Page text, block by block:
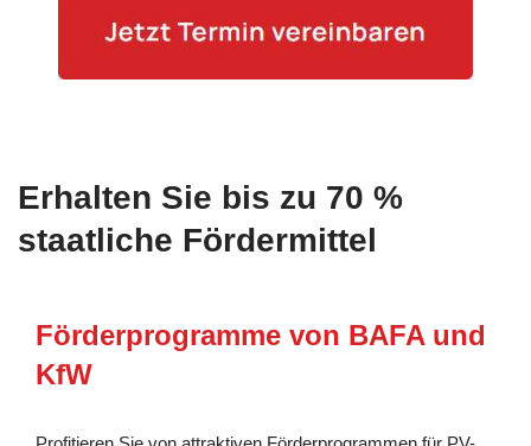
Erhalten Sie bis zu 70 %
staatliche Fördermittel
Förderprogramme von BAFA und
KfW